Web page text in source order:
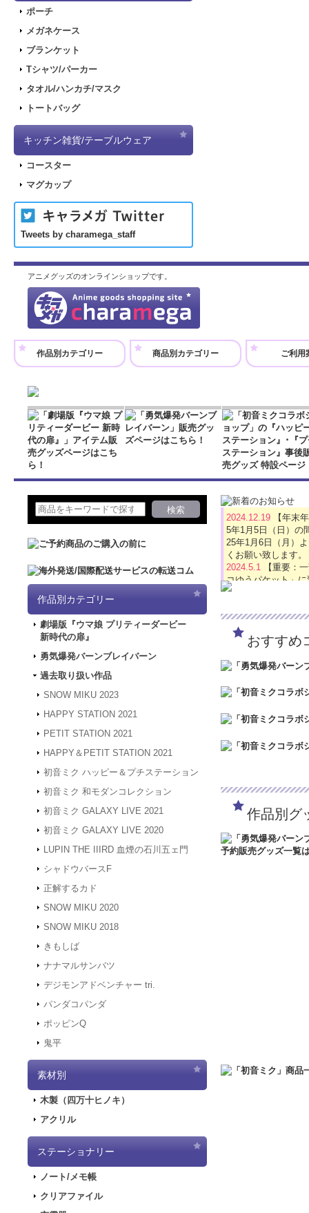
ポーチ
メガネケース
ブランケット
Tシャツ/パーカー
タオル/ハンカチ/マスク
トートバッグ
キッチン雑貨/テーブルウェア
コースター
マグカップ
Tweets by charamega_staff
アニメグッズのオンラインショップです。
作品別カテゴリー 商品別カテゴリー ご利用
作品別カテゴリー
劇場版『ウマ娘 プリティーダービー
新時代の扉』
勇気爆発バーンブレイバーン
過去取り扱い作品
SNOW MIKU 2023
HAPPY STATION 2021
PETIT STATION 2021
HAPPY＆PETIT STATION 2021
初音ミク ハッピー＆プチステーション
初音ミク 和モダンコレクション
初音ミク GALAXY LIVE 2021
初音ミク GALAXY LIVE 2020
LUPIN THE IIIRD 血煙の石川五ェ門
シャドウバースF
正解するカド
SNOW MIKU 2020
SNOW MIKU 2018
きもしば
ナナマルサンバツ
デジモンアドベンチャー tri.
パンダコパンダ
ポッピンQ
鬼平
素材別
木製（四万十ヒノキ）
アクリル
ステーショナリー
ノート/メモ帳
クリアファイル
2024.12.19
【年末
5年1月5日（日）の
25年1月6日（月）
くお願い致します。
2024.5.1
【重要：
コゆうパケット」
2024.4.16
は4/30～5/2の間、
ど何卒よろしくお
2024.3.12「勇気爆
被災地の皆様の安
2023.12.27【年末
は、2024年1月4日
2023.4.16 【GW休
間、GW休業となり
2023.2.6
2022.1.19メンテナ
2022.1.7システム
アクセスできない
2021.7.7東京オリ
おすすめ
作品別グ